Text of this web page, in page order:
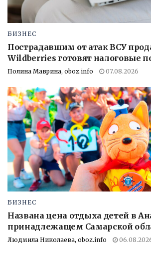
БИЗНЕС
Пострадавшим от атак ВСУ
Wildberries готовят налоговые
Полина Маврина, oboz.info 07.08.2026
БИЗНЕС
Названа цена отдыха детей в
принадлежащем Самарской
Людмила Николаева, oboz.info